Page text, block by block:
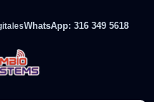
WhatsApp: 316 349 5618